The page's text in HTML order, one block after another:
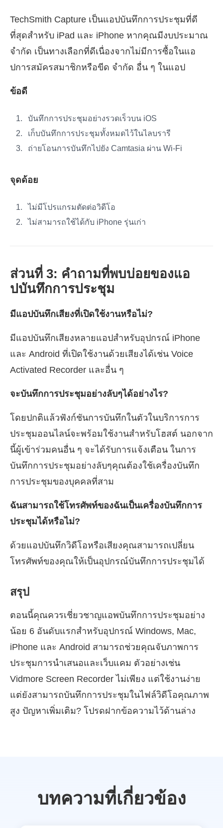
TechSmith Capture เป็นแอปบันทึกการประชุมที่ดี
ที่สุดสำหรับ iPad และ iPhone หากคุณมีงบประมาณ
จำกัด เป็นทางเลือกที่ดีเนื่องจากไม่มีการซื้อในแอ
ปการสมัครสมาชิกหรือขีด จำกัด อื่น ๆ ในแอป
ข้อดี
บันทึกการประชุมอย่างรวดเร็วบน iOS
เก็บบันทึกการประชุมทั้งหมดไว้ในไลบรารี
ถ่ายโอนการบันทึกไปยัง Camtasia ผ่าน Wi-Fi
จุดด้อย
ไม่มีโปรแกรมตัดต่อวิดีโอ
ไม่สามารถใช้ได้กับ iPhone รุ่นเก่า
ส่วนที่ 3: คำถามที่พบบ่อยของแอ
ปบันทึกการประชุม
มีแอปบันทึกเสียงที่เปิดใช้งานหรือไม่?
มีแอปบันทึกเสียงหลายแอปสำหรับอุปกรณ์ iPhone
และ Android ที่เปิดใช้งานด้วยเสียงได้เช่น Voice
Activated Recorder และอื่น ๆ
จะบันทึกการประชุมอย่างลับๆได้อย่างไร?
โดยปกติแล้วฟังก์ชันการบันทึกในตัวในบริการการ
ประชุมออนไลน์จะพร้อมใช้งานสำหรับโฮสต์ นอกจาก
นี้ผู้เข้าร่วมคนอื่น ๆ จะได้รับการแจ้งเตือน ในการ
บันทึกการประชุมอย่างลับๆคุณต้องใช้เครื่องบันทึก
การประชุมของบุคคลที่สาม
ฉันสามารถใช้โทรศัพท์ของฉันเป็นเครื่องบันทึกการ
ประชุมได้หรือไม่?
ด้วยแอปบันทึกวิดีโอหรือเสียงคุณสามารถเปลี่ยน
โทรศัพท์ของคุณให้เป็นอุปกรณ์บันทึกการประชุมได้
สรุป
ตอนนี้คุณควรเชี่ยวชาญแอพบันทึกการประชุมอย่าง
น้อย 6 อันดับแรกสำหรับอุปกรณ์ Windows, Mac,
iPhone และ Android สามารถช่วยคุณจับภาพการ
ประชุมการนำเสนอและเว็บแคม ตัวอย่างเช่น
Vidmore Screen Recorder ไม่เพียง แต่ใช้งานง่าย
แต่ยังสามารถบันทึกการประชุมในไฟล์วิดีโอคุณภาพ
สูง ปัญหาเพิ่มเติม? โปรดฝากข้อความไว้ด้านล่าง
บทความที่เกี่ยวข้อง